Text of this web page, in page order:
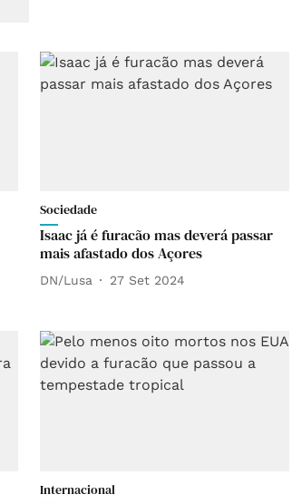
Sociedade
Isaac já é furacão mas deverá passar
mais afastado dos Açores
DN/Lusa 27 Set 2024
Internacional